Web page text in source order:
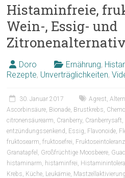
Histaminfreie,
Wein-, Essig- und
Doro Ernährung,
Rezepte, Unverträglichkeiten,
30. Januar 2017 Agrest,
Ascorbinsäure, Bionade, Brustkrebs,
citronensäurearm, Cranberry, Cranberrysaft,
entzündungssenkend , Essig, Flavonoide,
fruktosearm,fruktosefrei, Fruktoseintoleranz
Granatapfel , Großfrüchtige Moosbeere,
histaminarm, histaminfrei,
Krebs, Küche, Leukämie,